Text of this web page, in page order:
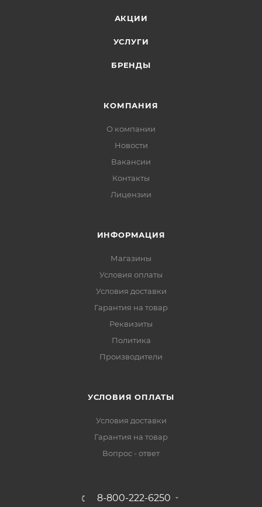
АКЦИИ
УСЛУГИ
БРЕНДЫ
КОМПАНИЯ
О компании
Новости
Вакансии
Контакты
Лицензии
ИНФОРМАЦИЯ
Магазины
Условия оплаты
Условия доставки
Гарантия на товар
Реквизиты
Политика
Производители
УСЛОВИЯ ОПЛАТЫ
Условия доставки
Гарантия на товар
Вопрос - ответ
8-800-222-6250